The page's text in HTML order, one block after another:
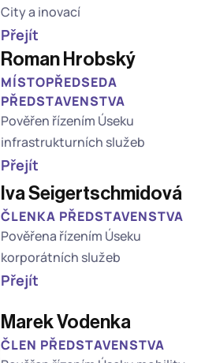
City a inovací
Přejít
Roman Hrobský
MÍSTOPŘEDSEDA
PŘEDSTAVENSTVA
Pověřen řízením Úseku
infrastrukturních služeb
Přejít
Iva Seigertschmidová
ČLENKA PŘEDSTAVENSTVA
Pověřena řízením Úseku
korporátních služeb
Přejít
Marek Vodenka
ČLEN PŘEDSTAVENSTVA